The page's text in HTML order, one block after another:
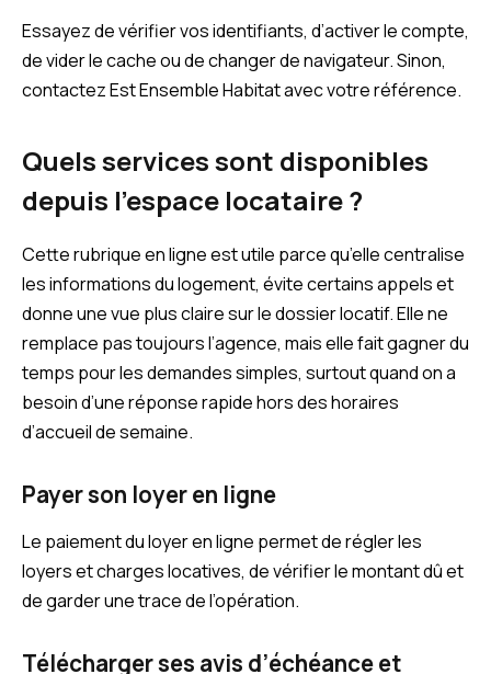
Essayez de vérifier vos identifiants, d’activer le compte,
de vider le cache ou de changer de navigateur. Sinon,
contactez Est Ensemble Habitat avec votre référence.
Quels services sont disponibles
depuis l’espace locataire ?
Cette rubrique en ligne est utile parce qu’elle centralise
les informations du logement, évite certains appels et
donne une vue plus claire sur le dossier locatif. Elle ne
remplace pas toujours l’agence, mais elle fait gagner du
temps pour les demandes simples, surtout quand on a
besoin d’une réponse rapide hors des horaires
d’accueil de semaine.
Payer son loyer en ligne
Le paiement du loyer en ligne permet de régler les
loyers et charges locatives, de vérifier le montant dû et
de garder une trace de l’opération.
Télécharger ses avis d’échéance et